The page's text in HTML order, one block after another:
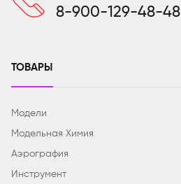
8-900-129-48-48
ТОВАРЫ
Модели
Модельная Химия
Аэрография
Инструмент